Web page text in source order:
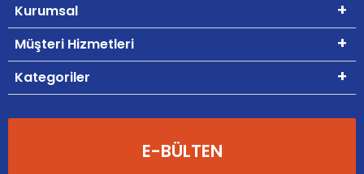
Kurumsal
Müşteri Hizmetleri
Kategoriler
E-BÜLTEN